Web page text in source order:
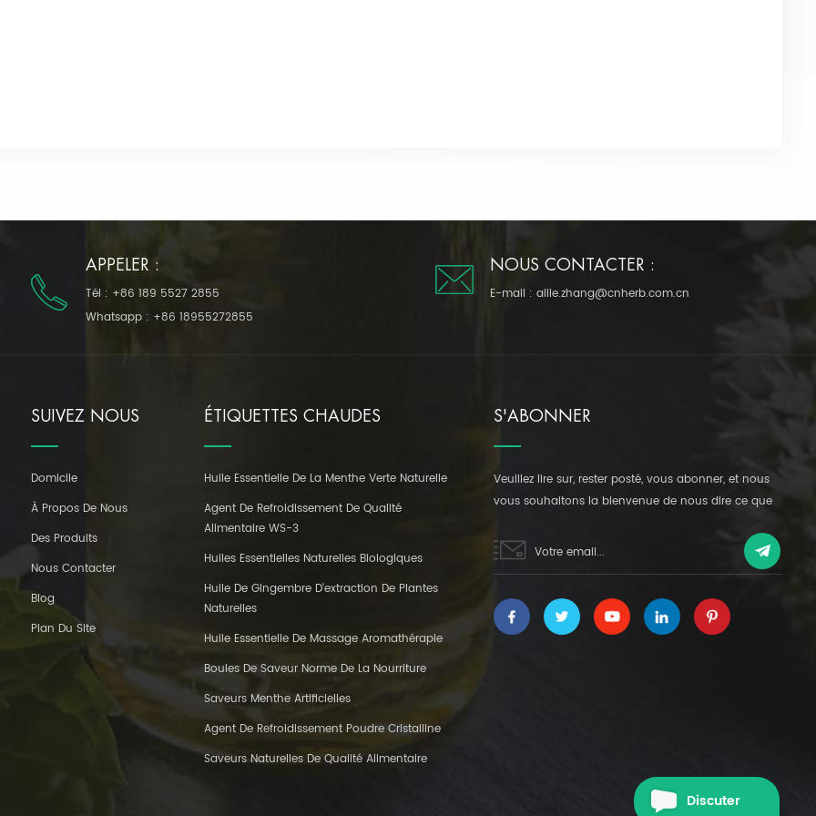
APPELER :
Tél : +86 189 5527 2855
Whatsapp : +86 18955272855
NOUS CONTACTER :
E-mail : allie.zhang@cnherb.com.cn
SUIVEZ NOUS
Domicile
À Propos De Nous
Des Produits
Nous Contacter
Blog
Plan Du Site
ÉTIQUETTES CHAUDES
Huile Essentielle De La Menthe Verte Naturelle
Agent De Refroidissement De Qualité
Alimentaire WS-3
Huiles Essentielles Naturelles Biologiques
Huile De Gingembre D'extraction De Plantes
Naturelles
Huile Essentielle De Massage Aromathérapie
Boules De Saveur Norme De La Nourriture
Saveurs Menthe Artificielles
Agent De Refroidissement Poudre Cristalline
Saveurs Naturelles De Qualité Alimentaire
S'ABONNER
Veuillez lire sur, rester posté, vous abonner, et nous
vous souhaitons la bienvenue de nous dire ce que
Discuter